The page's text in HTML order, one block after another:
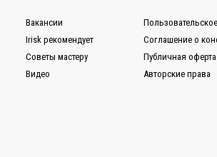
Вакансии
Irisk рекомендует
Советы мастеру
Видео
Соглашение о
Публичная оферта
Авторские права